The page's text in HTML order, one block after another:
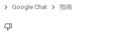
Google Chat 指南